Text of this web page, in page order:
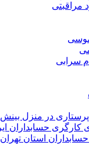
مراقبتی
سرابی
در منزل بینش
کارگری حسابداران
استان تهران